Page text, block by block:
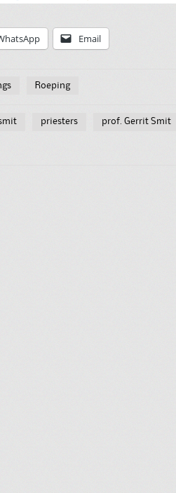
Email
Roeping
priesters prof. Gerrit Smit